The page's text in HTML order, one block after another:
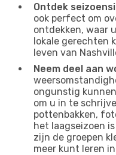
Ontdek
ook perfect om
ontdekken, waar
lokale gerechten
leven van
Neem deel aan
ongunstig
om u in te
pottenbakken,
het laagseizoen
zijn de groepen
meer kunt leren